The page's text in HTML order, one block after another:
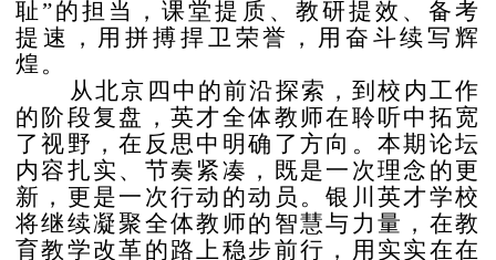
耻”的担当，课堂提质、教研提效、备考
提速，用拼搏捍卫荣誉，用奋斗续写辉
煌。
从北京四中的前沿探索，到校内工作
的阶段复盘，英才全体教师在聆听中拓宽
了视野，在反思中明确了方向。本期论坛
内容扎实、节奏紧凑，既是一次理念的更
新，更是一次行动的动员。银川英才学校
将继续凝聚全体教师的智慧与力量，在教
育教学改革的路上稳步前行，用实实在在